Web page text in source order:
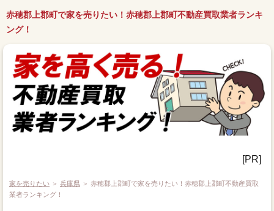
赤穂郡上郡町で家を売りたい！赤穂郡上郡町不動産買取業者ランキ
ング！
[PR]
家を売りたい ＞ 兵庫県 ＞ 赤穂郡上郡町で家を売りたい！赤穂郡上郡町不動産買取
業者ランキング！